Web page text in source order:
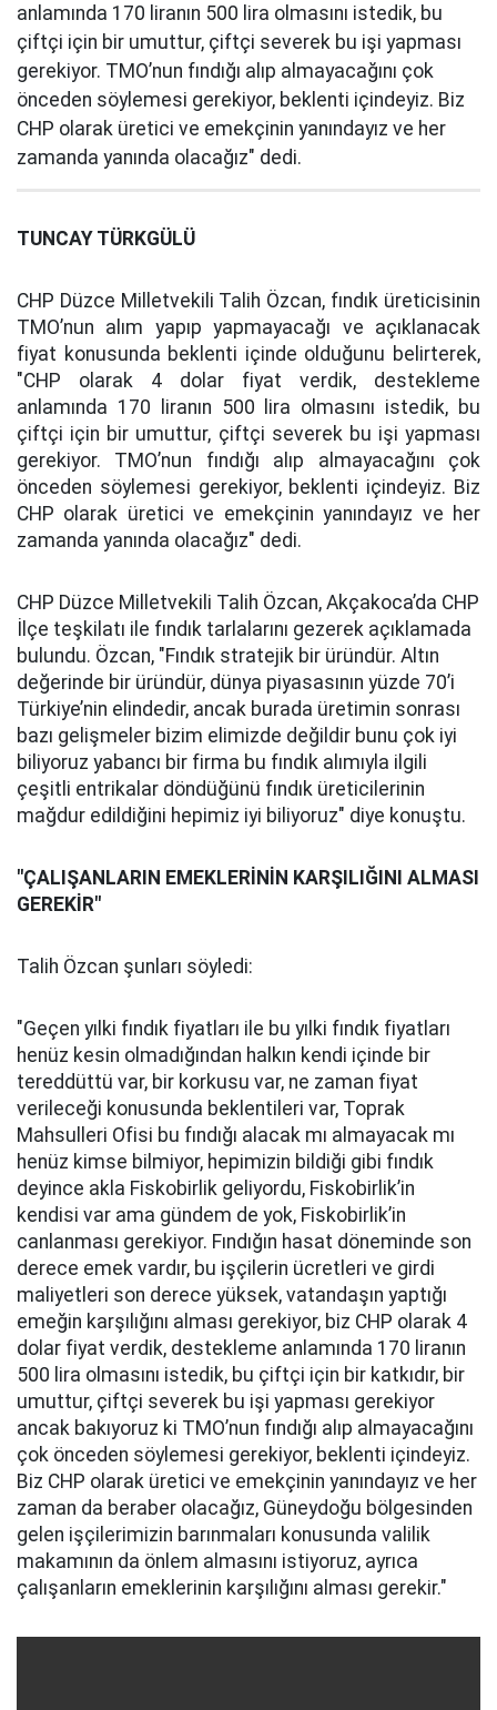
anlamında 170 liranın 500 lira olmasını istedik, bu
çiftçi için bir umuttur, çiftçi severek bu işi yapması
gerekiyor. TMO’nun fındığı alıp almayacağını çok
önceden söylemesi gerekiyor, beklenti içindeyiz. Biz
CHP olarak üretici ve emekçinin yanındayız ve her
zamanda yanında olacağız" dedi.
TUNCAY TÜRKGÜLÜ
CHP Düzce Milletvekili Talih Özcan, fındık üreticisinin
TMO’nun alım yapıp yapmayacağı ve açıklanacak
fiyat konusunda beklenti içinde olduğunu belirterek,
"CHP olarak 4 dolar fiyat verdik, destekleme
anlamında 170 liranın 500 lira olmasını istedik, bu
çiftçi için bir umuttur, çiftçi severek bu işi yapması
gerekiyor. TMO’nun fındığı alıp almayacağını çok
önceden söylemesi gerekiyor, beklenti içindeyiz. Biz
CHP olarak üretici ve emekçinin yanındayız ve her
zamanda yanında olacağız" dedi.
CHP Düzce Milletvekili Talih Özcan, Akçakoca’da CHP
İlçe teşkilatı ile fındık tarlalarını gezerek açıklamada
bulundu. Özcan, "Fındık stratejik bir üründür. Altın
değerinde bir üründür, dünya piyasasının yüzde 70’i
Türkiye’nin elindedir, ancak burada üretimin sonrası
bazı gelişmeler bizim elimizde değildir bunu çok iyi
biliyoruz yabancı bir firma bu fındık alımıyla ilgili
çeşitli entrikalar döndüğünü fındık üreticilerinin
mağdur edildiğini hepimiz iyi biliyoruz" diye konuştu.
"ÇALIŞANLARIN EMEKLERİNİN KARŞILIĞINI ALMASI
GEREKİR"
Talih Özcan şunları söyledi:
"Geçen yılki fındık fiyatları ile bu yılki fındık fiyatları
henüz kesin olmadığından halkın kendi içinde bir
tereddüttü var, bir korkusu var, ne zaman fiyat
verileceği konusunda beklentileri var, Toprak
Mahsulleri Ofisi bu fındığı alacak mı almayacak mı
henüz kimse bilmiyor, hepimizin bildiği gibi fındık
deyince akla Fiskobirlik geliyordu, Fiskobirlik’in
kendisi var ama gündem de yok, Fiskobirlik’in
canlanması gerekiyor. Fındığın hasat döneminde son
derece emek vardır, bu işçilerin ücretleri ve girdi
maliyetleri son derece yüksek, vatandaşın yaptığı
emeğin karşılığını alması gerekiyor, biz CHP olarak 4
dolar fiyat verdik, destekleme anlamında 170 liranın
500 lira olmasını istedik, bu çiftçi için bir katkıdır, bir
umuttur, çiftçi severek bu işi yapması gerekiyor
ancak bakıyoruz ki TMO’nun fındığı alıp almayacağını
çok önceden söylemesi gerekiyor, beklenti içindeyiz.
Biz CHP olarak üretici ve emekçinin yanındayız ve her
zaman da beraber olacağız, Güneydoğu bölgesinden
gelen işçilerimizin barınmaları konusunda valilik
makamının da önlem almasını istiyoruz, ayrıca
çalışanların emeklerinin karşılığını alması gerekir."